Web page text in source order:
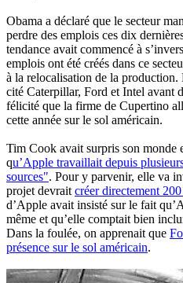
Obama a déclaré que le secteur
perdre des emplois ces dix
tendance avait commencé à
emplois ont été créés dans ce
à la relocalisation de la production.
cité Caterpillar, Ford et Intel avant
félicité que la firme de Cupertino
cette année sur le sol américain.
Tim Cook avait surpris son monde
qu’Apple travaillait depuis
sources". Pour y parvenir, elle va
projet devrait créer directement
d’Apple avait insisté sur le fait
même et qu’elle comptait bien
Dans la foulée, on apprenait que
présence sur le sol américain.